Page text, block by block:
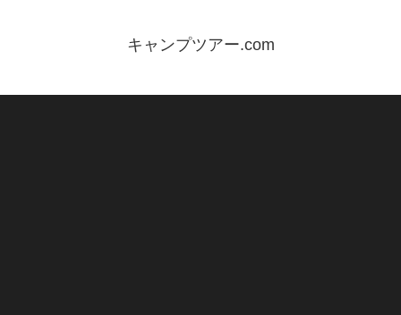
キャンプツアー.com